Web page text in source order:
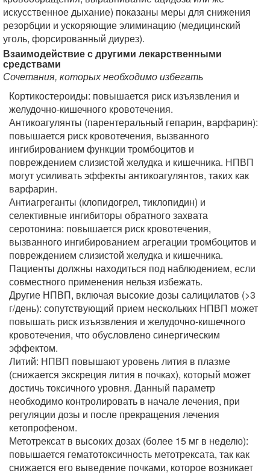
искусственное дыхание) показаны меры для снижения
резорбции и ускоряющие элиминацию (медицинский
уголь, форсированный диурез).
Взаимодействие с другими лекарственными
средствами
Сочетания, которых необходимо избегать
Кортикостероиды: повышается риск изъязвления и
желудочно-кишечного кровотечения.
Антикоагулянты (парентеральный гепарин, варфарин):
повышается риск кровотечения, вызванного
ингибированием функции тромбоцитов и
повреждением слизистой желудка и кишечника. НПВП
могут усиливать эффекты антикоагулянтов, таких как
варфарин.
Антиагреганты (клопидогрел, тиклопидин) и
селективные ингибиторы обратного захвата
серотонина: повышается риск кровотечения,
вызванного ингибированием агрегации тромбоцитов и
повреждением слизистой желудка и кишечника.
Пациенты должны находиться под наблюдением, если
совместного применения нельзя избежать.
Другие НПВП, включая высокие дозы салицилатов (>3
г/день): сопутствующий прием нескольких НПВП может
повышать риск изъязвления и желудочно-кишечного
кровотечения, что обусловлено синергическим
эффектом.
Литий: НПВП повышают уровень лития в плазме
(снижается экскреция лития в почках), который может
достичь токсичного уровня. Данный параметр
необходимо контролировать в начале лечения, при
регуляции дозы и после прекращения лечения
кетопрофеном.
Метотрексат в высоких дозах (более 15 мг в неделю):
повышается гематотоксичность метотрексата, так как
снижается его выведение почками, которое возникает